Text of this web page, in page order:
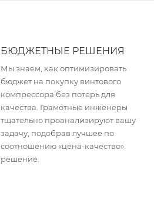
БЮДЖЕТНЫЕ РЕШЕНИЯ
Мы знаем, как оптимизировать
бюджет на покупку винтового
компрессора без потерь для
качества. Грамотные инженеры
тщательно проанализируют вашу
задачу, подобрав лучшее по
соотношению «цена-качество»
решение.